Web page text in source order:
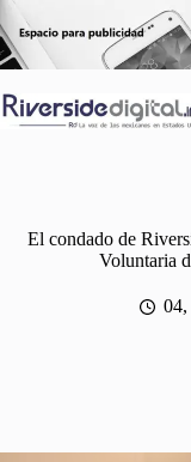
al
contenido
El condado de
Voluntaria
04,